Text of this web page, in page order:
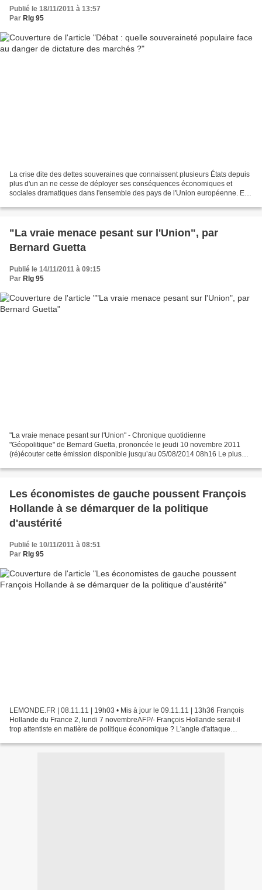
Publié le 18/11/2011 à 13:57
Par Rlg 95
La crise dite des dettes souveraines que connaissent plusieurs États depuis
plus d'un an ne cesse de déployer ses conséquences économiques et
sociales dramatiques dans l'ensemble des pays de l'Union européenne. Elle
"La vraie menace pesant sur l'Union", par
Bernard Guetta
Publié le 14/11/2011 à 09:15
Par Rlg 95
"La vraie menace pesant sur l'Union" - Chronique quotidienne
"Géopolitique" de Bernard Guetta, prononcée le jeudi 10 novembre 2011
(ré)écouter cette émission disponible jusqu’au 05/08/2014 08h16 Le plus
Les économistes de gauche poussent François
Hollande à se démarquer de la politique
d'austérité
Publié le 10/11/2011 à 08:51
Par Rlg 95
LEMONDE.FR | 08.11.11 | 19h03 • Mis à jour le 09.11.11 | 13h36 François
Hollande du France 2, lundi 7 novembreAFP/- François Hollande serait-il
trop attentiste en matière de politique économique ? L'angle d'attaque